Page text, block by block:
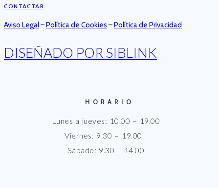
CONTACTAR
Aviso Legal–Política de Cookies –Política de Privacidad
DISEÑADO POR SIBLINK
HORARIO
Lunes a jueves: 10.00 – 19.00
Viernes: 9.30 – 19.00
Sábado: 9.30 – 14.00